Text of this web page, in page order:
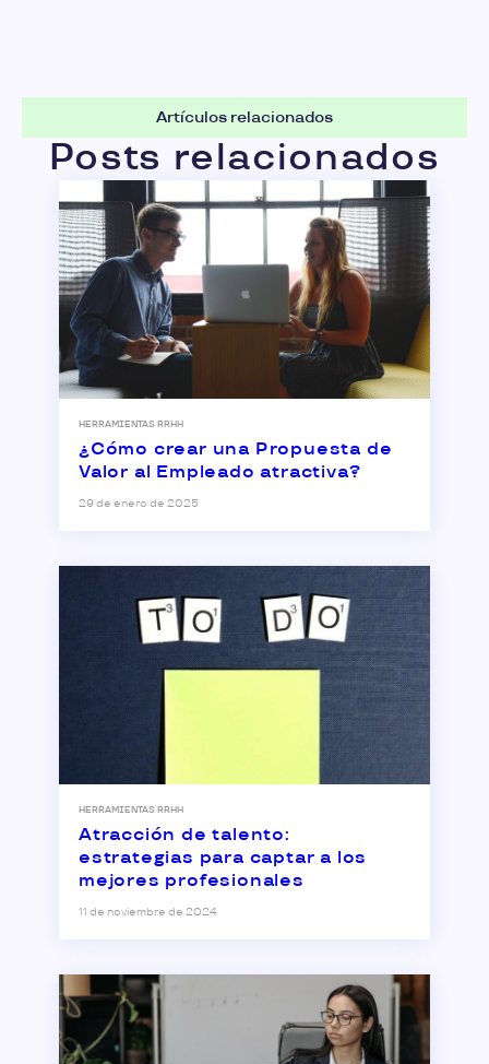
Artículos relacionados
Posts relacionados
HERRAMIENTAS RRHH
¿Cómo crear una Propuesta de
Valor al Empleado atractiva?
29 de enero de 2025
HERRAMIENTAS RRHH
Atracción de talento:
estrategias para captar a los
mejores profesionales
11 de noviembre de 2024